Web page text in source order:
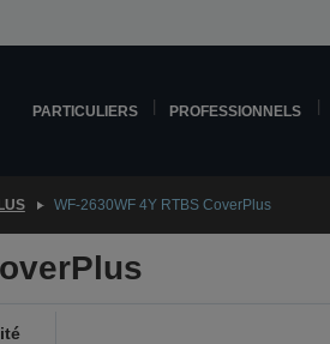
PARTICULIERS PROFESSIONNELS
WF-2630WF 4Y RTBS CoverPlus